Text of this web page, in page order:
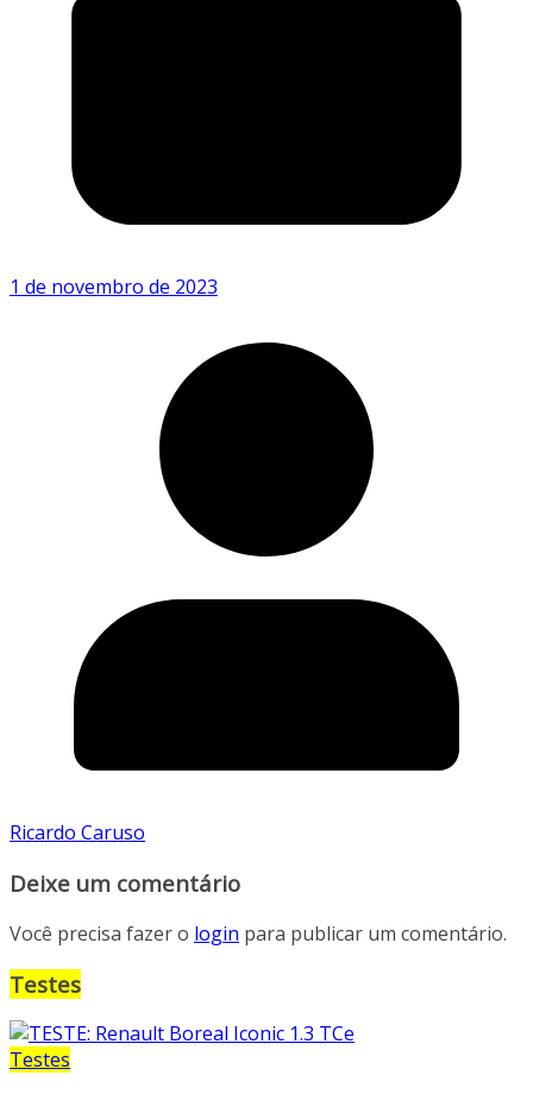
1 de novembro de 2023
Ricardo Caruso
Deixe um comentário
Você precisa fazer o login para publicar um comentário.
Testes
Testes